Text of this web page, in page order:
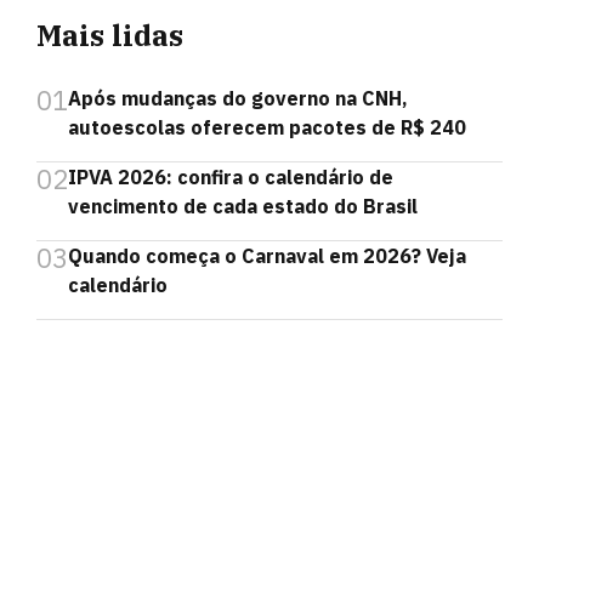
Mais lidas
01Após mudanças do governo na CNH,
autoescolas oferecem pacotes de R$ 240
02IPVA 2026: confira o calendário de
vencimento de cada estado do Brasil
03Quando começa o Carnaval em 2026? Veja
calendário